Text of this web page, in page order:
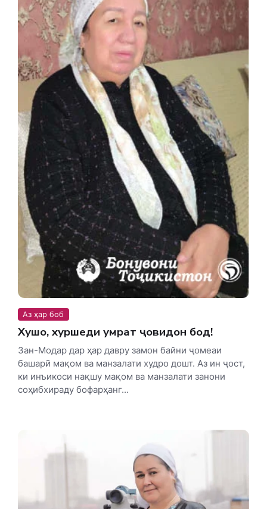
Аз ҳар боб
Хушо, хуршеди умрат ҷовидон бод!
Зан-Модар дар ҳар давру замон байни ҷомеаи
башарӣ мақом ва манзалати худро дошт. Аз ин ҷост,
ки инъикоси нақшу мақом ва манзалати занони
соҳибхираду бофарҳанг...